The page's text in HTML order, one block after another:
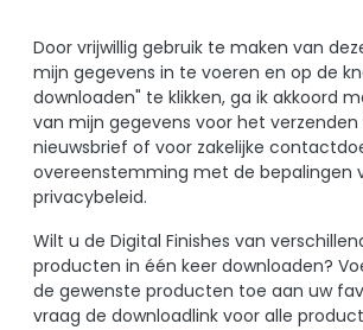
Door vrijwillig gebruik te maken van
mijn gegevens in te voeren en op de
downloaden" te klikken, ga ik akkoord
van mijn gegevens voor het verzenden
nieuwsbrief of voor zakelijke
overeenstemming met de bepalingen
privacybeleid.
Wilt u de Digital Finishes van
producten in één keer downloaden?
de gewenste producten toe aan uw
vraag de downloadlink voor alle